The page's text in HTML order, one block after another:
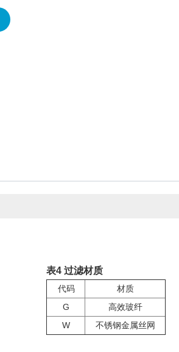
表4 过滤材质
代码
材质
G
高效玻纤
W
不锈钢金属丝网